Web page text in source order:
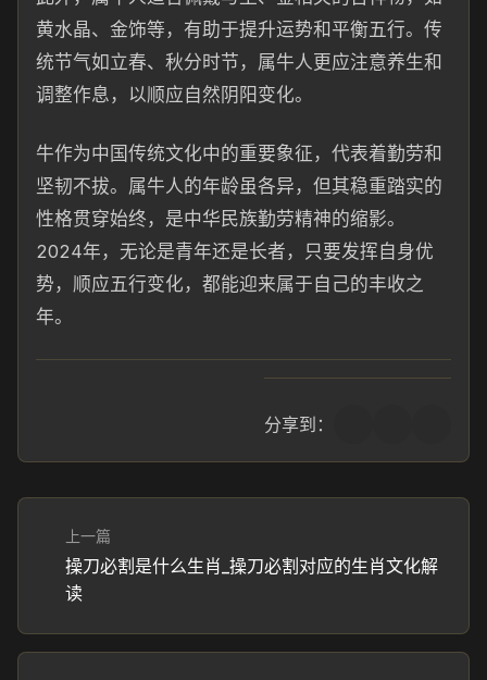
黄水晶、金饰等，有助于提升运势和平衡五行。传
统节气如立春、秋分时节，属牛人更应注意养生和
调整作息，以顺应自然阴阳变化。
牛作为中国传统文化中的重要象征，代表着勤劳和
坚韧不拔。属牛人的年龄虽各异，但其稳重踏实的
性格贯穿始终，是中华民族勤劳精神的缩影。
2024年，无论是青年还是长者，只要发挥自身优
势，顺应五行变化，都能迎来属于自己的丰收之
年。
分享到：
上一篇
操刀必割是什么生肖_操刀必割对应的生肖文化解
读